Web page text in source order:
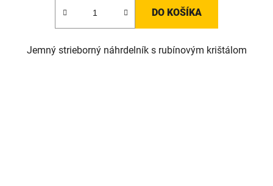
DO KOŠÍKA
Jemný strieborný náhrdelník s rubínovým krištálom